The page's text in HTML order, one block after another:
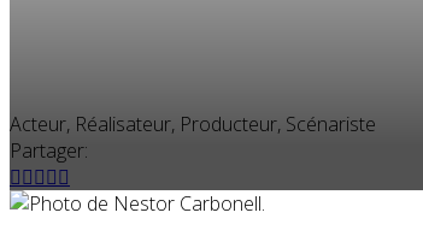
Acteur, Réalisateur, Producteur, Scénariste
Partager: